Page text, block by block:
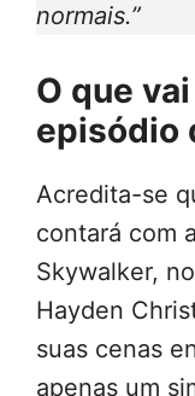
normais.”
O que
episódio
Acredita-se
contará com
Skywalker,
Hayden
suas cenas
apenas um